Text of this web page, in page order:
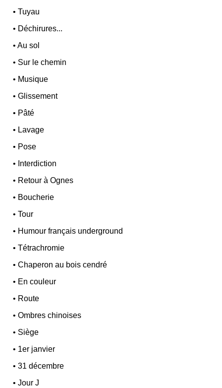
•Tuyau
• Déchirures...
•Au sol
• Sur le chemin
• Musique
•Glissement
• Pâté
• Lavage
• Pose
• Interdiction
• Retour à Ognes
• Boucherie
•Tour
• Humour français underground
•Tétrachromie
•Chaperon au bois cendré
• En couleur
• Route
•Ombres chinoises
• Siège
• 1er janvier
•31 décembre
•Jour J